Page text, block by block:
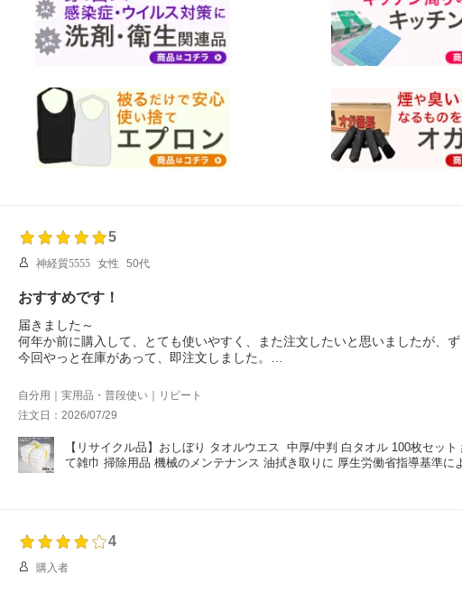
5
神経質5555 女性 50代
おすすめです！
届きました～
何年か前に購入して、とても使いやすく、また注文したいと思いましたが、ず
今回やっと在庫があって、即注文しました。
前回はまだ穴があいたり、破けたり、使えないのが何枚あったが、今回は全
もったいないから、使い捨てせず、大事に使わせていただきます。
欠品が続くのがいい商品を提供しようという店長さんのこだわりがあったんで
また注文したいと思います。おすすめです。
自分用｜実用品・普段使い｜リピート
注文日：2026/07/29
【リサイクル品】おしぼり タオルウエス  中厚/中判 白タオル 100枚セッ
て雑巾 掃除用品 機械のメンテナンス 油拭き取りに 厚生労働省指導基準に
4
購入者